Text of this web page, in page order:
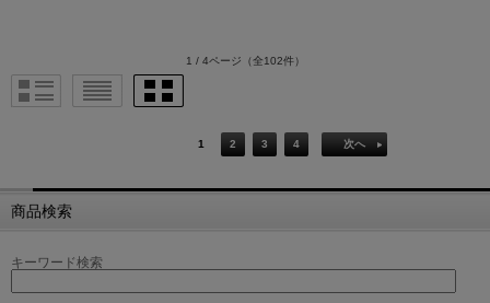
1 / 4ページ （全102件）
1 2 3 4 次へ
商品検索
キーワード検索